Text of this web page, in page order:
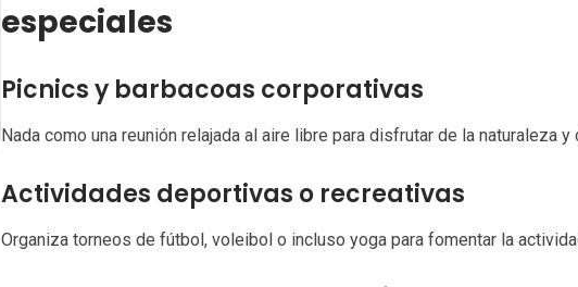
especiales
Picnics y barbacoas corporativas
Nada como una reunión relajada al aire libre para disfrutar de la naturaleza
Actividades deportivas o recreativas
Organiza torneos de fútbol, voleibol o incluso yoga para fomentar la